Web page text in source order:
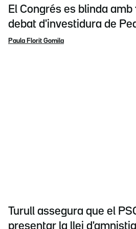
El Congrés es blinda
debat d'investidura de
Paula Florit Gomila
Turull assegura que el
presentar la llei